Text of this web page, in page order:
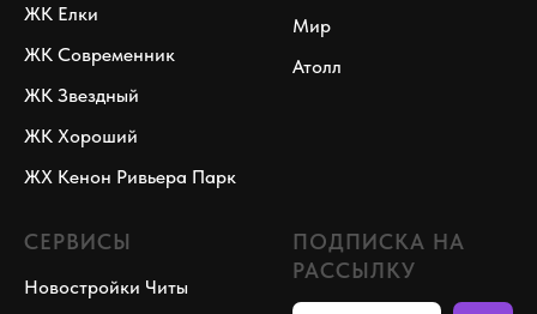
ЖК Елки
ЖК Современник
ЖК Звездный
ЖК Хороший
ЖХ Кенон Ривьера Парк
Мир
Атолл
СЕРВИСЫ
Новостройки Читы
ПОДПИСКА НА
РАССЫЛКУ